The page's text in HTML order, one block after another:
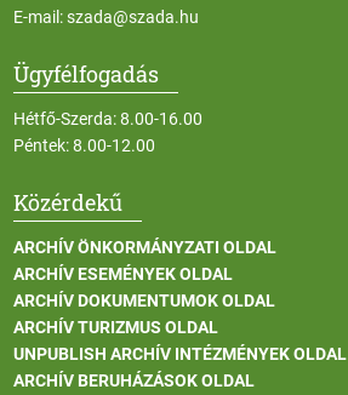
E-mail:szada@szada.hu
Ügyfélfogadás
Hétfő-Szerda: 8.00-16.00
Péntek: 8.00-12.00
Közérdekű
ARCHÍV ÖNKORMÁNYZATI OLDAL
ARCHÍV ESEMÉNYEK OLDAL
ARCHÍV DOKUMENTUMOK OLDAL
ARCHÍV TURIZMUS OLDAL
UNPUBLISH ARCHÍV INTÉZMÉNYEK OLDAL
ARCHÍV BERUHÁZÁSOK OLDAL